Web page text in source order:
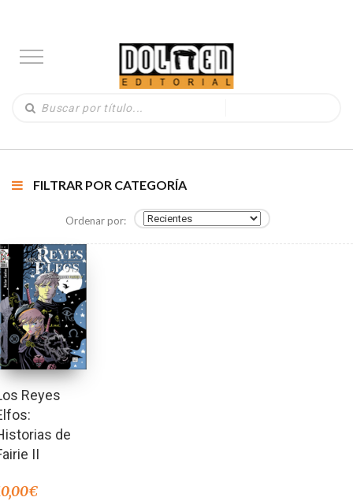
FILTRAR POR CATEGORÍA
Ordenar por:
Reyes
de
II
€